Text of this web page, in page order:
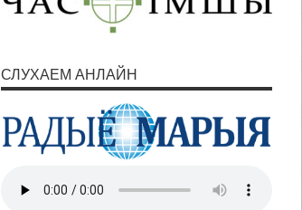
СЛУХАЕМ АНЛАЙН